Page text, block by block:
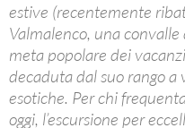
estive (recentemente
Valmalenco, una
meta popolare dei
decaduta dal suo rango a
esotiche. Per chi
oggi, l’escursione per